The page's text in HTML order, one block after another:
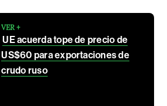
VER +
UE acuerda tope de precio de
US$60 para exportaciones de
crudo ruso